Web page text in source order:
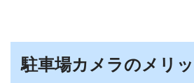
駐車場カメラのメリ